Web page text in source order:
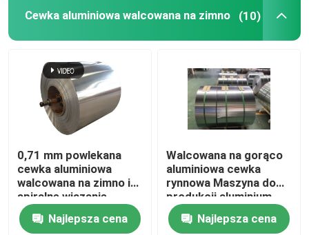
Cewka aluminiowa walcowana na zimno (10)
0,71 mm powlekana
cewka aluminiowa
walcowana na zimno i
spiralne wiązanie
ASTM A463 Type1
AS240-300Najlepsza cena
Walcowana na gorąco
aluminiowa cewka
rynnowa Maszyna do
produkcji aluminium
Płaska 0,43 mm G550
AL ZNNajlepsza cena